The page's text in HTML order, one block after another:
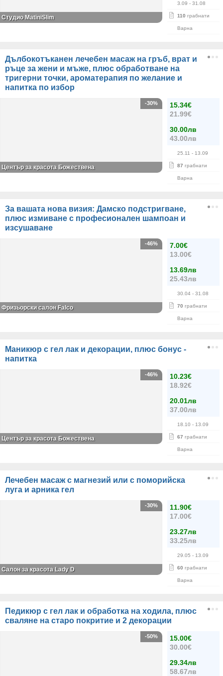
3.09 - 31.08
110 грабнати
Варна
Студио MatiniSlim
Дълбокотъканен лечебен масаж на гръб, врат и
ръце за жени и мъже, плюс обработване на
тригерни точки, ароматерапия по желание и
напитка по избор
15.34€
21.99€
30.00лв
43.00лв
25.11 - 13.09
87 грабнати
Варна
-30%
Център за красота Божествена
За вашата нова визия: Дамско подстригване,
плюс измиване с професионален шампоан и
изсушаване
7.00€
13.00€
13.69лв
25.43лв
30.04 - 31.08
70 грабнати
Варна
-46%
Фризьорски салон Falco
Маникюр с гел лак и декорации, плюс бонус -
напитка
10.23€
18.92€
20.01лв
37.00лв
18.10 - 13.09
67 грабнати
Варна
-46%
Център за красота Божествена
Лечебен масаж с магнезий или с поморийска
луга и арника гел
11.90€
17.00€
23.27лв
33.25лв
29.05 - 13.09
60 грабнати
Варна
-30%
Салон за красота Lady D
Педикюр с гел лак и обработка на ходила, плюс
сваляне на старо покритие и 2 декорации
15.00€
30.00€
29.34лв
58.67лв
-50%